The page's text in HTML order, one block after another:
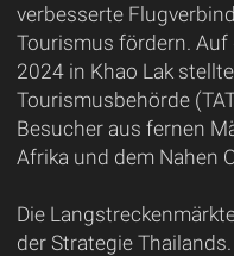
verbesserte
Tourismus fördern. Auf
2024 in Khao Lak
Tourismusbehörde
Besucher aus fernen
Afrika und dem Nahen
Die
der Strategie